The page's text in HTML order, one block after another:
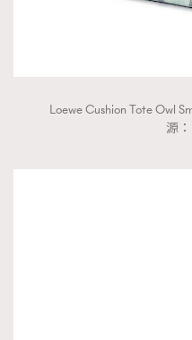
Loewe Cushion Tote Owl
源：